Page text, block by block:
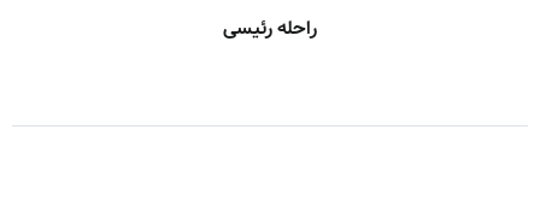
راحله رئیسی